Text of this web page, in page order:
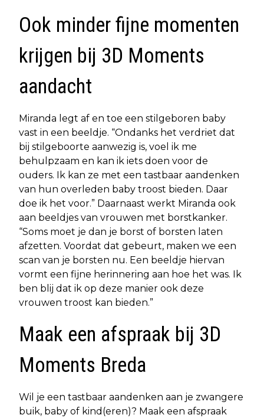
Ook minder fijne momenten
krijgen bij 3D Moments
aandacht
Miranda legt af en toe een stilgeboren baby
vast in een beeldje. “Ondanks het verdriet dat
bij stilgeboorte aanwezig is, voel ik me
behulpzaam en kan ik iets doen voor de
ouders. Ik kan ze met een tastbaar aandenken
van hun overleden baby troost bieden. Daar
doe ik het voor.” Daarnaast werkt Miranda ook
aan beeldjes van vrouwen met borstkanker.
“Soms moet je dan je borst of borsten laten
afzetten. Voordat dat gebeurt, maken we een
scan van je borsten nu. Een beeldje hiervan
vormt een fijne herinnering aan hoe het was. Ik
ben blij dat ik op deze manier ook deze
vrouwen troost kan bieden.”
Maak een afspraak bij 3D
Moments Breda
Wil je een tastbaar aandenken aan je zwangere
buik, baby of kind(eren)? Maak een afspraak